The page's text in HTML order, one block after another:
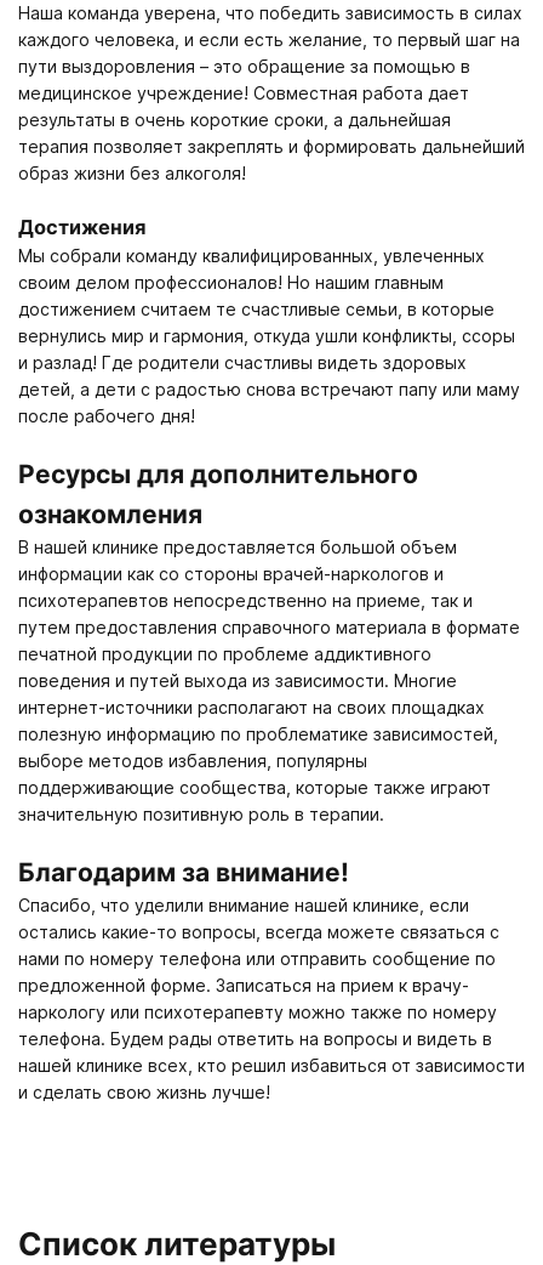
Наша команда уверена, что победить зависимость в силах
каждого человека, и если есть желание, то первый шаг на
пути выздоровления – это обращение за помощью в
медицинское учреждение! Совместная работа дает
результаты в очень короткие сроки, а дальнейшая
терапия позволяет закреплять и формировать дальнейший
образ жизни без алкоголя!
Достижения
Мы собрали команду квалифицированных, увлеченных
своим делом профессионалов! Но нашим главным
достижением считаем те счастливые семьи, в которые
вернулись мир и гармония, откуда ушли конфликты, ссоры
и разлад! Где родители счастливы видеть здоровых
детей, а дети с радостью снова встречают папу или маму
после рабочего дня!
Ресурсы для дополнительного
ознакомления
В нашей клинике предоставляется большой объем
информации как со стороны врачей-наркологов и
психотерапевтов непосредственно на приеме, так и
путем предоставления справочного материала в формате
печатной продукции по проблеме аддиктивного
поведения и путей выхода из зависимости. Многие
интернет-источники располагают на своих площадках
полезную информацию по проблематике зависимостей,
выборе методов избавления, популярны
поддерживающие сообщества, которые также играют
значительную позитивную роль в терапии.
Благодарим за внимание!
Спасибо, что уделили внимание нашей клинике, если
остались какие-то вопросы, всегда можете связаться с
нами по номеру телефона или отправить сообщение по
предложенной форме. Записаться на прием к врачу-
наркологу или психотерапевту можно также по номеру
телефона. Будем рады ответить на вопросы и видеть в
нашей клинике всех, кто решил избавиться от зависимости
и сделать свою жизнь лучше!
Список литературы